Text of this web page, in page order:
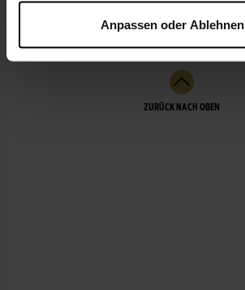
Anpassen oder Ablehnen
ZURÜCK NACH OBEN